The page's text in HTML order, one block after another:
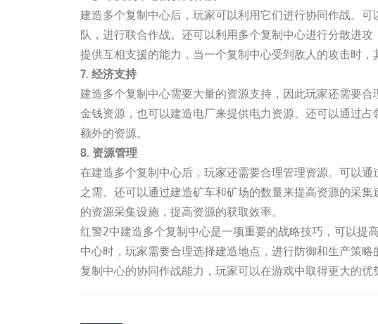
建造多个复制中心后，玩家可以利用它们进行协同作战。
队，进行联合作战。还可以利用多个复制中心进行分散进
提供互相支援的能力，当一个复制中心受到敌人的攻击时，
7. 经济支持
建造多个复制中心需要大量的资源支持，因此玩家还需要
金钱资源，也可以建造电厂来提供电力资源。还可以通过
额外的资源。
8. 资源管理
在建造多个复制中心后，玩家还需要合理管理资源。可以
之需。还可以通过建造矿车和矿场的数量来提高资源的采
的资源采集设施，提高资源的获取效率。
红警2中建造多个复制中心是一项重要的战略技巧，可以提
中心时，玩家需要合理选择建造地点，进行防御和生产策
复制中心的协同作战能力，玩家可以在游戏中取得更大的优